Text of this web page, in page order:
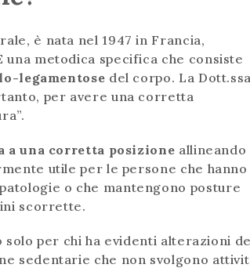
è nata nel 1947 in Francia,
metodica specifica che consiste
legamentose del corpo. La
per avere una corretta
a una corretta posizione allineando
utile per le persone che hanno
o che mantengono posture
scorrette.
per chi ha evidenti alterazioni
sedentarie che non svolgono